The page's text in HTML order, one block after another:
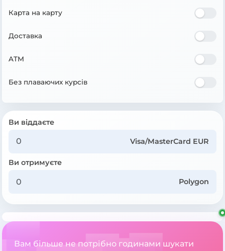
Карта на карту
Доставка
ATM
Без плаваючих курсів
Ви віддаєте
Visa/MasterCard EUR
Ви отримуєте
Polygon
Вам більше не потрібно годинами шукати